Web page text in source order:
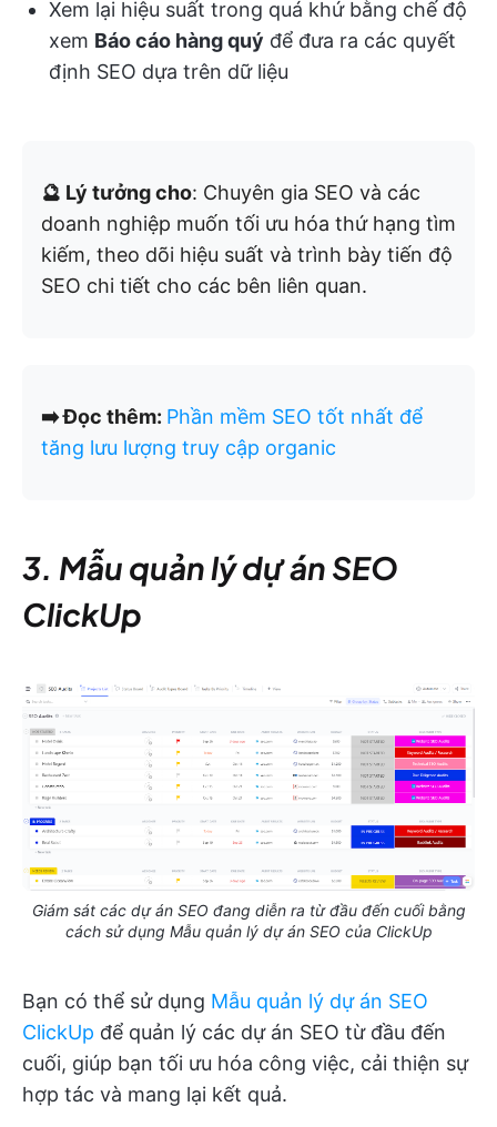
Xem lại hiệu suất trong quá khứ bằng chế độ
xem Báo cáo hàng quý để đưa ra các quyết
định SEO dựa trên dữ liệu
🔮 Lý tưởng cho: Chuyên gia SEO và các
doanh nghiệp muốn tối ưu hóa thứ hạng tìm
kiếm, theo dõi hiệu suất và trình bày tiến độ
SEO chi tiết cho các bên liên quan.
➡️ Đọc thêm: Phần mềm SEO tốt nhất để
tăng lưu lượng truy cập organic
3. Mẫu quản lý dự án SEO
ClickUp
Giám sát các dự án SEO đang diễn ra từ đầu đến cuối bằng
cách sử dụng Mẫu quản lý dự án SEO của ClickUp
Bạn có thể sử dụng Mẫu quản lý dự án SEO
ClickUp để quản lý các dự án SEO từ đầu đến
cuối, giúp bạn tối ưu hóa công việc, cải thiện sự
hợp tác và mang lại kết quả.